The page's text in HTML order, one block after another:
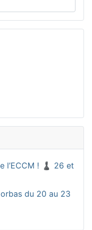
l’ECCM ! ♟️ 26 et
du 20 au 23